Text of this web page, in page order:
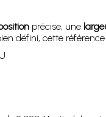
précise, une
défini, cette